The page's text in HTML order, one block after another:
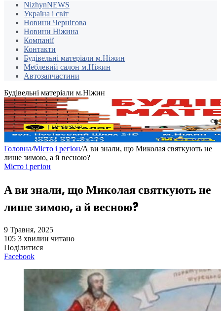
NizhynNEWS
Україна і світ
Новини Чернігова
Новини Ніжина
Компанії
Контакти
Будівельні матеріали м.Ніжин
Меблевий салон м.Ніжин
Автозапчастини
Будівельні матеріали м.Ніжин
Головна/Місто і регіон/А ви знали, що Миколая святкують не
лише зимою, а й весною?
Місто і регіон
А ви знали, що Миколая святкують не
лише зимою, а й весною?
9 Травня, 2025
105 3 хвилин читано
Поділитися
Facebook